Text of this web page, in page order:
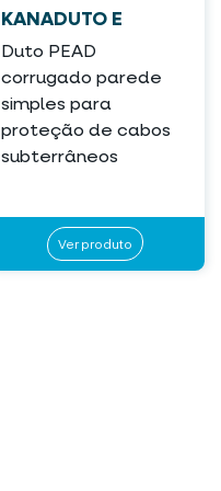
KANADUTO E
Duto PEAD
corrugado parede
simples para
proteção de cabos
subterrâneos
Ver produto